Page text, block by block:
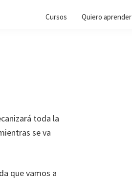
Cursos Quiero aprender
toda la
se va
que vamos a